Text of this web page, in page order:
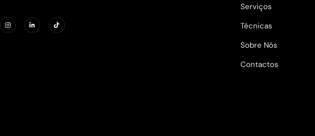
Serviços
Técnicas
Sobre Nós
Contactos